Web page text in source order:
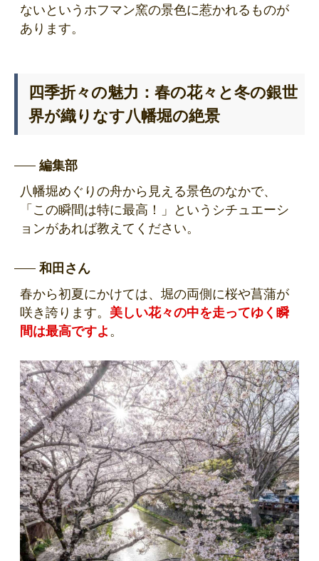
ないというホフマン窯の景色に惹かれるものが
あります。
四季折々の魅力：春の花々と冬の銀世
界が織りなす八幡堀の絶景
編集部
八幡堀めぐりの舟から見える景色のなかで、
「この瞬間は特に最高！」というシチュエーシ
ョンがあれば教えてください。
和田さん
春から初夏にかけては、堀の両側に桜や菖蒲が
咲き誇ります。 美しい花々の中を走ってゆく瞬
間は最高ですよ 。